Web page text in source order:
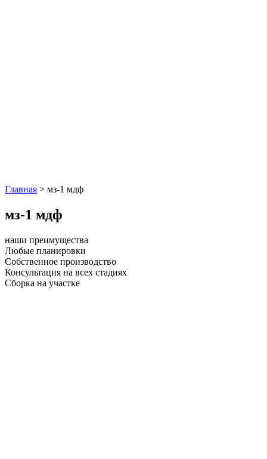
Главная > мз-1 мдф
мз-1 мдф
наши преимущества
Любые планировки
Собственное производство
Консультация на всех стадиях
Сборка на участке